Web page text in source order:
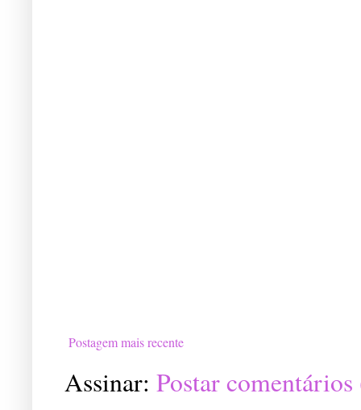
Postagem mais recente
Assinar: Postar